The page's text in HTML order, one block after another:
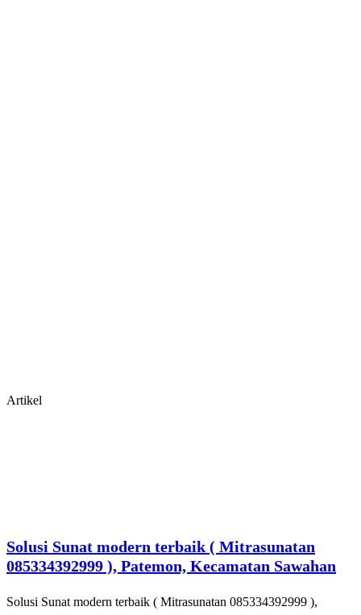
Artikel
Solusi Sunat modern terbaik ( Mitrasunatan
085334392999 ), Patemon, Kecamatan Sawahan
Solusi Sunat modern terbaik ( Mitrasunatan 085334392999 ),